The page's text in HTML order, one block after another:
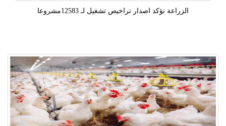
الزراعة تؤكد اصدار تراخيص تشغيل لـ 12583مشروعا